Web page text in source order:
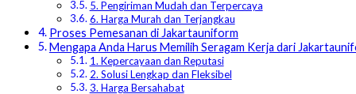
5. Pengiriman Mudah dan Terpercaya
6. Harga Murah dan Terjangkau
Proses Pemesanan di Jakartauniform
Mengapa Anda Harus Memilih Seragam Kerja dari
1. Kepercayaan dan Reputasi
2. Solusi Lengkap dan Fleksibel
3. Harga Bersahabat